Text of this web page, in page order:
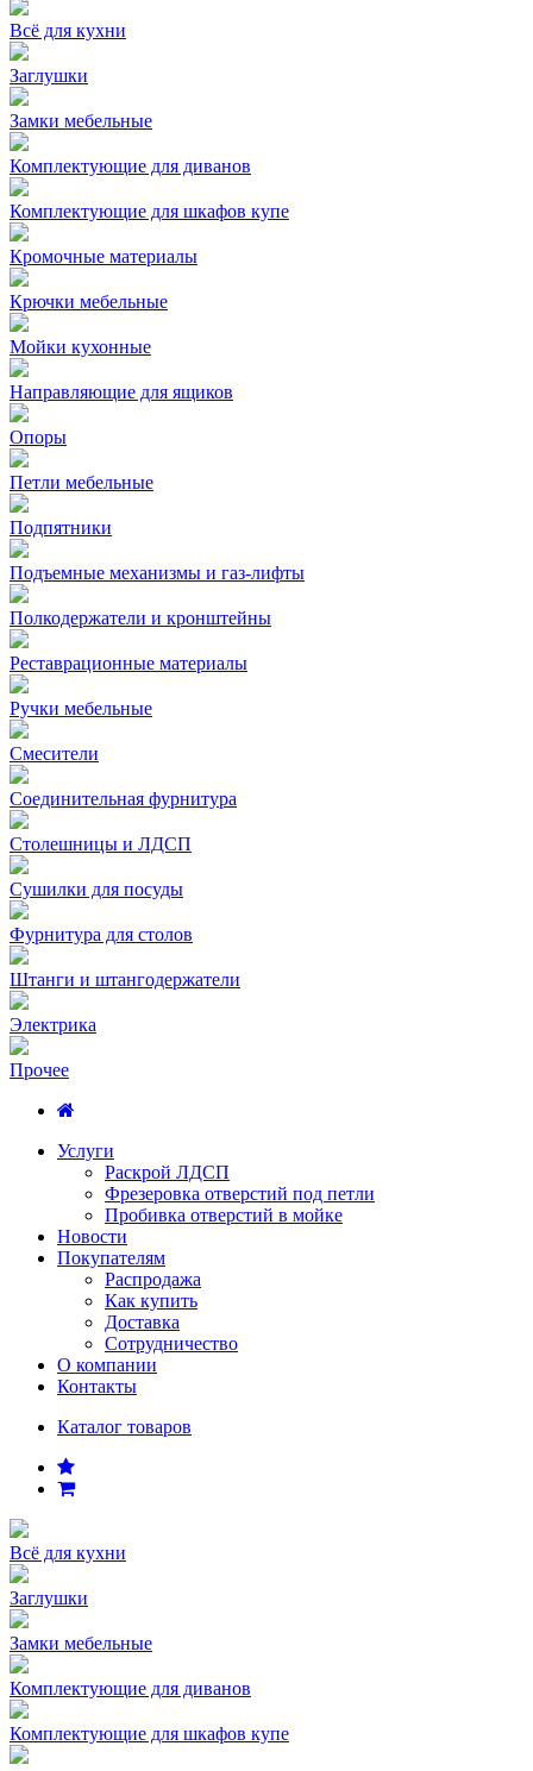
Всё для кухни
Заглушки
Замки мебельные
Комплектующие для диванов
Комплектующие для шкафов купе
Кромочные материалы
Крючки мебельные
Мойки кухонные
Направляющие для ящиков
Опоры
Петли мебельные
Подпятники
Подъемные механизмы и газ-лифты
Полкодержатели и кронштейны
Реставрационные материалы
Ручки мебельные
Смесители
Соединительная фурнитура
Столешницы и ЛДСП
Сушилки для посуды
Фурнитура для столов
Штанги и штангодержатели
Электрика
Прочее
Услуги
Раскрой ЛДСП
Фрезеровка отверстий под петли
Пробивка отверстий в мойке
Новости
Покупателям
Распродажа
Как купить
Доставка
Сотрудничество
О компании
Контакты
Каталог товаров
Всё для кухни
Заглушки
Замки мебельные
Комплектующие для диванов
Комплектующие для шкафов купе